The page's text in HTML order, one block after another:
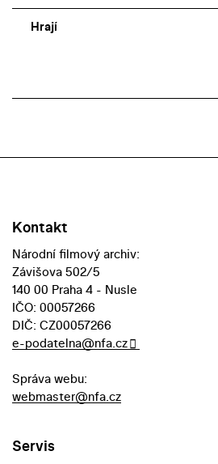
Hrají
Kontakt
Národní filmový archiv:
Závišova 502/5
140 00 Praha 4 - Nusle
IČO: 00057266
DIČ: CZ00057266
e-podatelna@nfa.cz
Správa webu:
webmaster@nfa.cz
Servis